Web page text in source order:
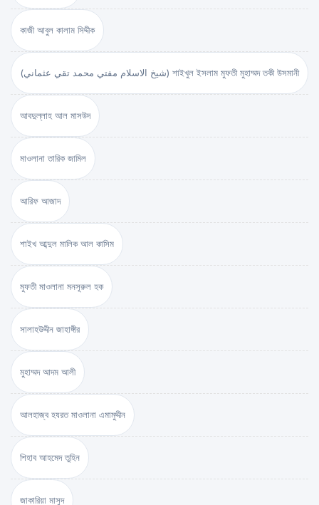
কাজী আবুল কালাম সিদ্দীক
(شيخ الاسلام مفتي محمد تقي عثماني) শাইখুল ইসলাম মুফতী মুহাম্মদ তকী উসমানী
আবদুল্লাহ আল মাসউদ
মাওলানা তারিক জামিল
আরিফ আজাদ
শাইখ আব্দুল মালিক আল কাসিম
মুফতী মাওলানা মনসূরুল হক
সালাহউদ্দীন জাহাঙ্গীর
মুহাম্মদ আদম আলী
আলহাজ্ব হযরত মাওলানা এমামুদ্দীন
শিহাব আহমেদ তুহিন
জাকারিয়া মাসুদ